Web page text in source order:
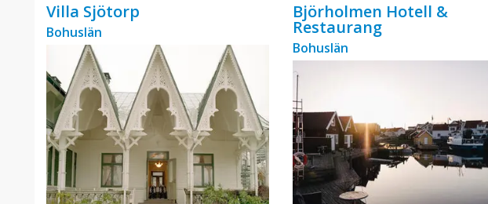
Villa Sjötorp
Bohuslän
Björholmen Hotell &
Restaurang
Bohuslän